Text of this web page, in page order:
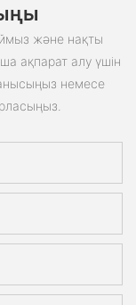
және нақты
ақпарат алу үшін
немесе